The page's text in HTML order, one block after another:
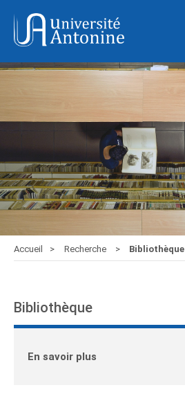
Accueil Recherche Bibliothèque
Bibliothèque
En savoir plus